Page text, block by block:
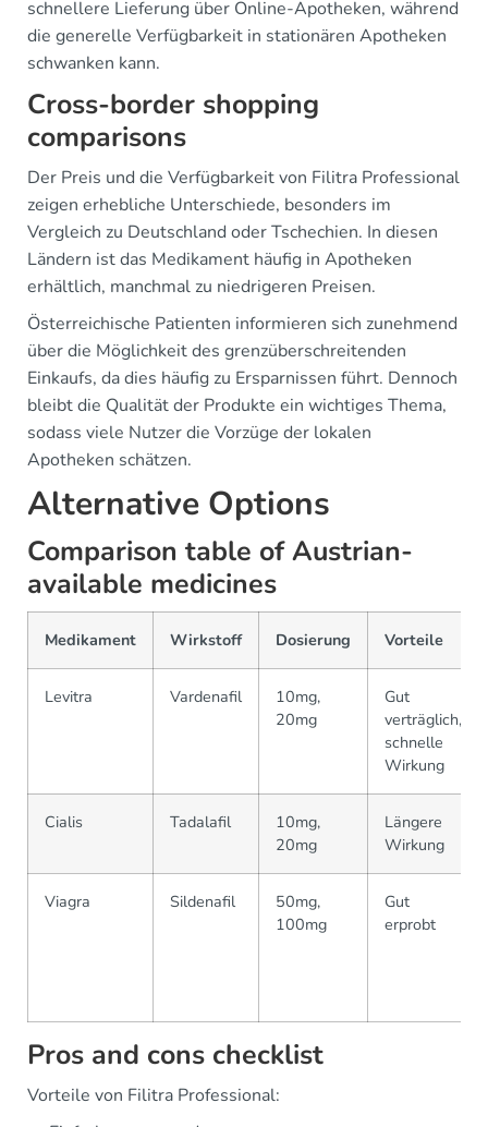
schnellere Lieferung über Online-Apotheken, während
die generelle Verfügbarkeit in stationären Apotheken
schwanken kann.
Cross-border shopping
comparisons
Der Preis und die Verfügbarkeit von Filitra Professional
zeigen erhebliche Unterschiede, besonders im
Vergleich zu Deutschland oder Tschechien. In diesen
Ländern ist das Medikament häufig in Apotheken
erhältlich, manchmal zu niedrigeren Preisen.
Österreichische Patienten informieren sich zunehmend
über die Möglichkeit des grenzüberschreitenden
Einkaufs, da dies häufig zu Ersparnissen führt. Dennoch
bleibt die Qualität der Produkte ein wichtiges Thema,
sodass viele Nutzer die Vorzüge der lokalen
Apotheken schätzen.
Alternative Options
Comparison table of Austrian-
available medicines
Medikament Wirkstoff Dosierung Vorteile
Levitra Vardenafil
10mg,
20mg
Gut
verträglich,
schnelle
Wirkung
Cialis Tadalafil
10mg,
20mg
Längere
Wirkung
Viagra Sildenafil
50mg,
100mg
Gut
erprobt
Pros and cons checklist
Vorteile von Filitra Professional: